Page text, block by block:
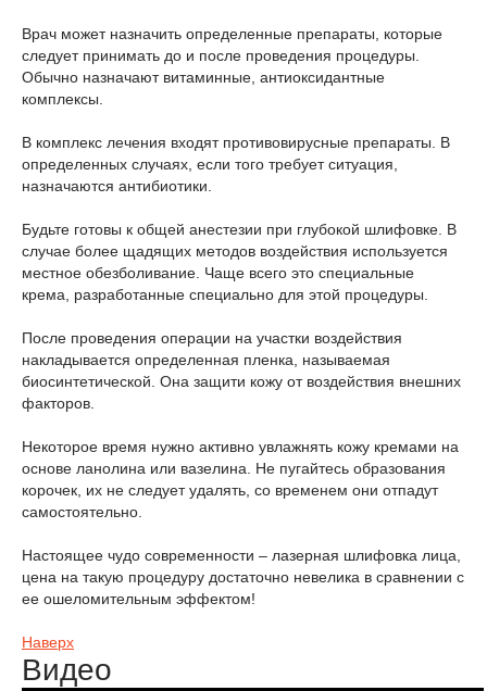
Врач может назначить определенные препараты, которые
следует принимать до и после проведения процедуры.
Обычно назначают витаминные, антиоксидантные
комплексы.
В комплекс лечения входят противовирусные препараты. В
определенных случаях, если того требует ситуация,
назначаются антибиотики.
Будьте готовы к общей анестезии при глубокой шлифовке. В
случае более щадящих методов воздействия используется
местное обезболивание. Чаще всего это специальные
крема, разработанные специально для этой процедуры.
После проведения операции на участки воздействия
накладывается определенная пленка, называемая
биосинтетической. Она защити кожу от воздействия внешних
факторов.
Некоторое время нужно активно увлажнять кожу кремами на
основе ланолина или вазелина. Не пугайтесь образования
корочек, их не следует удалять, со временем они отпадут
самостоятельно.
Настоящее чудо современности – лазерная шлифовка лица,
цена на такую процедуру достаточно невелика в сравнении с
ее ошеломительным эффектом!
Наверх
Видео